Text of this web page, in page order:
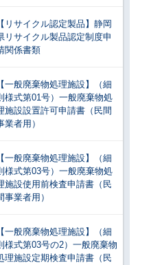
【リサイクル認定製品】静岡
リサイクル製品認定制度申
関係書類
【一般廃棄物処理施設】（細
様式第01号）一般廃棄物処
施設設置許可申請書（民間
業者用）
【一般廃棄物処理施設】（細
様式第03号）一般廃棄物処
施設使用前検査申請書（民
事業者用）
【一般廃棄物処理施設】（細
様式第03号の2）一般廃棄物
理施設定期検査申請書（民